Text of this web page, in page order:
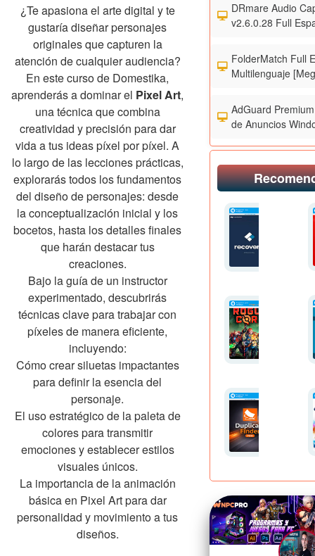
¿Te apasiona el arte digital y te
gustaría diseñar personajes
originales que capturen la
atención de cualquier audiencia?
En este curso de Domestika,
aprenderás a dominar el Pixel Art,
una técnica que combina
creatividad y precisión para dar
vida a tus ideas píxel por píxel. A
lo largo de las lecciones prácticas,
explorarás todos los fundamentos
del diseño de personajes: desde
la conceptualización inicial y los
bocetos, hasta los detalles finales
que harán destacar tus
creaciones.
Bajo la guía de un instructor
experimentado, descubrirás
técnicas clave para trabajar con
píxeles de manera eficiente,
incluyendo:
Cómo crear siluetas impactantes
para definir la esencia del
personaje.
El uso estratégico de la paleta de
colores para transmitir
emociones y establecer estilos
visuales únicos.
La importancia de la animación
básica en Pixel Art para dar
personalidad y movimiento a tus
diseños.
DRmare Audio
v2.6.0.28 Full
FolderMatch Full
Multilenguaje
AdGuard
de Anuncios